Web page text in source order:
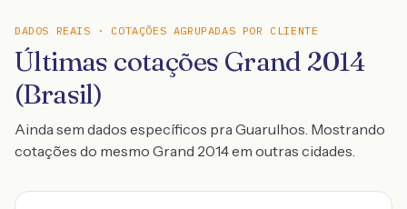
DADOS REAIS · COTAÇÕES AGRUPADAS POR CLIENTE
Últimas cotações Grand 2014
(Brasil)
Ainda sem dados específicos pra Guarulhos. Mostrando
cotações do mesmo Grand 2014 em outras cidades.